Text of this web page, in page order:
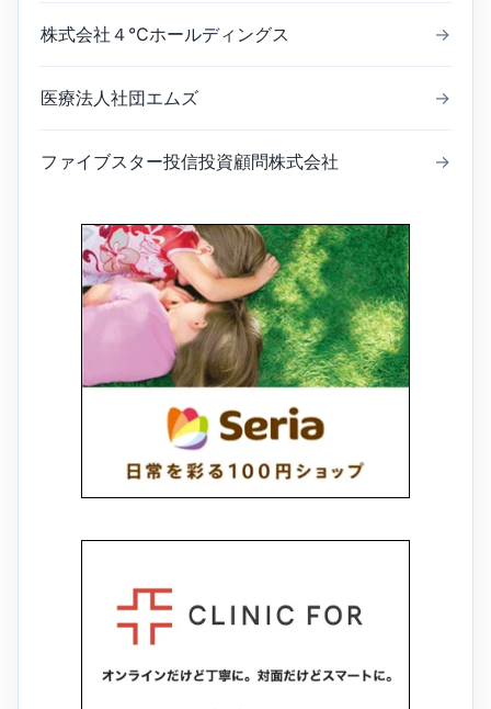
株式会社４℃ホールディングス →
医療法人社団エムズ →
ファイブスター投信投資顧問株式会社 →